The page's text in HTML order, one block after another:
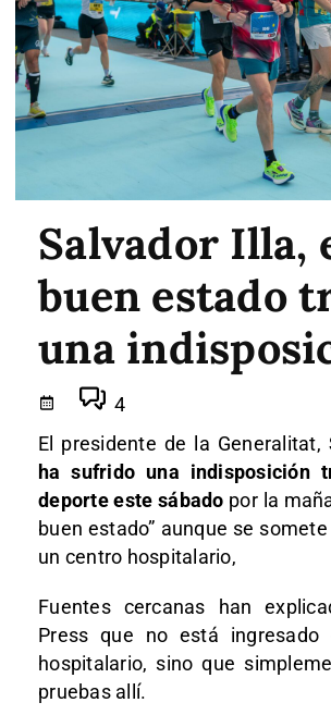
Salvador Illa,
buen estado
una
4
El presidente de la Generalitat,
ha sufrido una indisposición
deporte este sábado por la
buen estado” aunque se
un centro hospitalario,
Fuentes cercanas han
Press que no está
hospitalario, sino que
pruebas allí.